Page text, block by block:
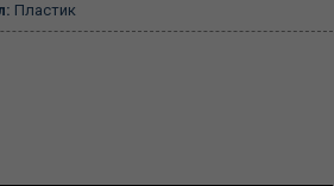
Пластик